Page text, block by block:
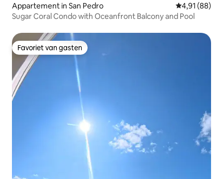
Appartement in San Pedro Gemiddelde
4,91 (88)
Sugar Coral Condo with Oceanfront Balcony and Pool
Favoriet van gasten
Favoriet van gasten